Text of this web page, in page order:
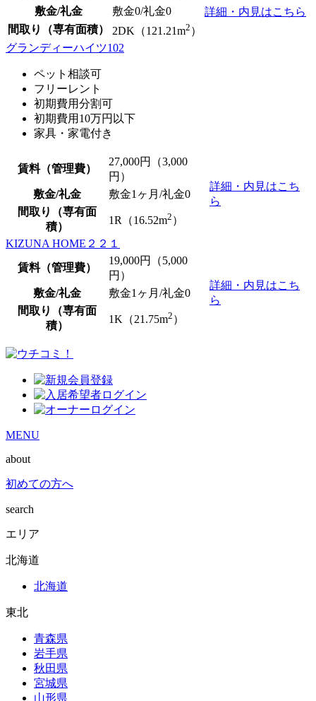
詳細・内見はこちら
敷金/礼金 敷金0/礼金0
間取り（専有面積）
2DK（121.21m2 ）
グランディーハイツ102
ペット相談可
フリーレント
初期費用分割可
初期費用10万円以下
家具・家電付き
賃料（管理費）
27,000円（3,000
円）
詳細・内見はこち
ら
敷金/礼金 敷金1ヶ月/礼金0
間取り（専有面
積）
1R（16.52m2 ）
KIZUNA HOME２２１
賃料（管理費）
19,000円（5,000
円）
詳細・内見はこち
ら
敷金/礼金 敷金1ヶ月/礼金0
間取り（専有面
積）
1K（21.75m2 ）
MENU
about
初めての方へ
search
エリア
北海道
北海道
東北
青森県
岩手県
秋田県
宮城県
山形県